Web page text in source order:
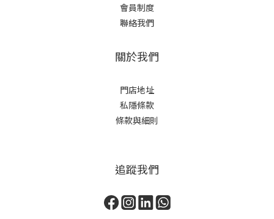
會員制度
聯絡我們
關於我們
門店地址
私隱條款
條款與細則
追蹤我們